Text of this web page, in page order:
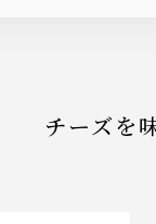
チーズを